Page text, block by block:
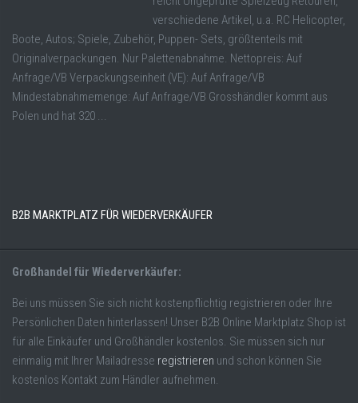
verschiedene Artikel, u.a. RC Helicopter,
Boote, Autos; Spiele, Zubehör, Puppen- Sets, größtenteils mit
Originalverpackungen. Nur Palettenabnahme. Nettopreis: Auf
Anfrage/VB Verpackungseinheit (VE): Auf Anfrage/VB
Mindestabnahmemenge: Auf Anfrage/VB Grosshändler kommt aus
Polen und hat 320 ...
B2B MARKTPLATZ FÜR WIEDERVERKÄUFER
Großhandel für Wiederverkäufer:
Bei uns müssen Sie sich nicht kostenpflichtig registrieren oder Ihre
Persönlichen Daten hinterlassen! Unser B2B Online Marktplatz Shop ist
für alle Einkäufer und Großhändler kostenlos. Sie müssen sich nur
einmalig mit Ihrer Mailadresse registrieren und schon können Sie
kostenlos Kontakt zum Händler aufnehmen.